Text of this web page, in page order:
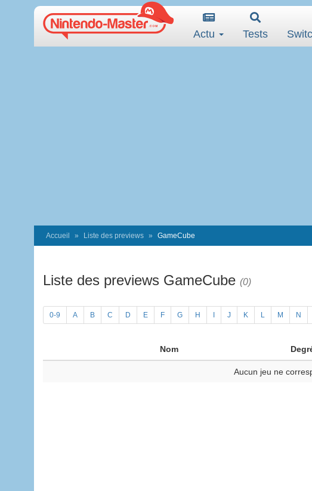
Actu Tests
Accueil Liste des previews GameCube
Liste des previews GameCube (0)
0-9 A B C D E F G H J K L M N
Nom
Aucun jeu ne